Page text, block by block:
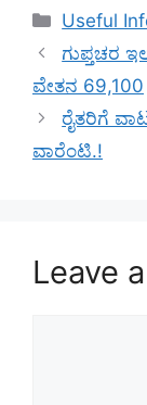
Useful
ಗುಪ್ತಚರ
ವೇತನ 69,100
ರೈತರಿಗೆ
ವಾರೆಂಟಿ.!
Leave